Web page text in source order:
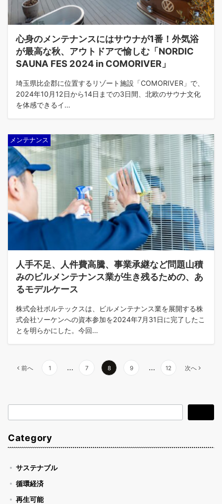
心身のメンテナンスにはサウナが1番！外気浴
が最高な秋、アウトドアで愉しむ「NORDIC
SAUNA FES 2024 in COMORIVER」
埼玉県比企郡に位置するリゾート施設「COMORIVER」で、
2024年10月12日から14日までの3日間、北欧のサウナ文化
を体感できるイ…
メンテナンス
人手不足、人件費高騰、事業承継など問題山積
みのビルメンテナンス業が生き残るための、あ
るモデルケース
株式会社ボルテックスは、ビルメンテナンス業を展開する株
式会社ソーケンへの資本参加を2024年7月31日に完了したこ
とを明らかにした。今回…
投
の
ペ
ー
ジ
送
り
前へ 1 … 7 8 9 … 12 次へ
索
Category
サステナブル
循環経済
再生可能